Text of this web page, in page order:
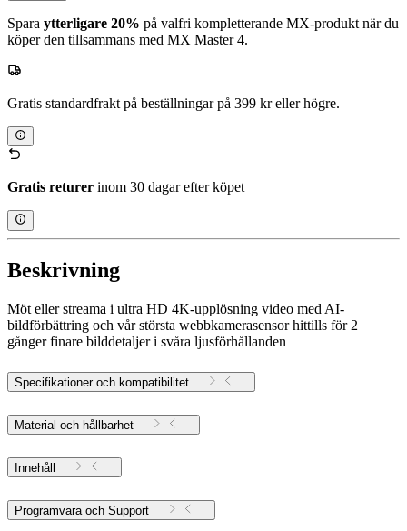
Spara ytterligare 20% på valfri kompletterande MX-produkt när du
köper den tillsammans med MX Master 4.
Gratis standardfrakt på beställningar på 399 kr eller högre.
Gratis returer inom 30 dagar efter köpet
Beskrivning
Möt eller streama i ultra HD 4K-upplösning video med AI-
bildförbättring och vår största webbkamerasensor hittills för 2
gånger finare bilddetaljer i svåra ljusförhållanden
Specifikationer och kompatibilitet
Material och hållbarhet
Innehåll
Programvara och Support